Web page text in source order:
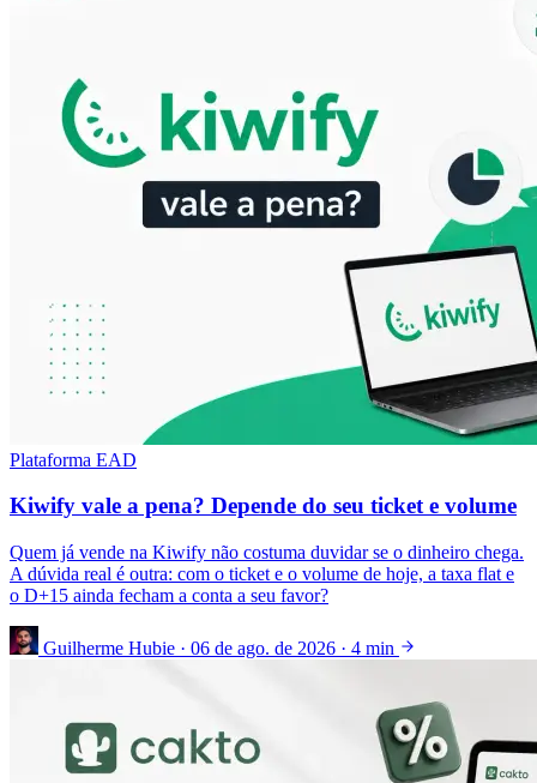
Plataforma EAD
Kiwify vale a pena? Depende do seu ticket e volume
Quem já vende na Kiwify não costuma duvidar se o dinheiro chega.
A dúvida real é outra: com o ticket e o volume de hoje, a taxa flat e
o D+15 ainda fecham a conta a seu favor?
Guilherme Hubie · 06 de ago. de 2026 · 4 min